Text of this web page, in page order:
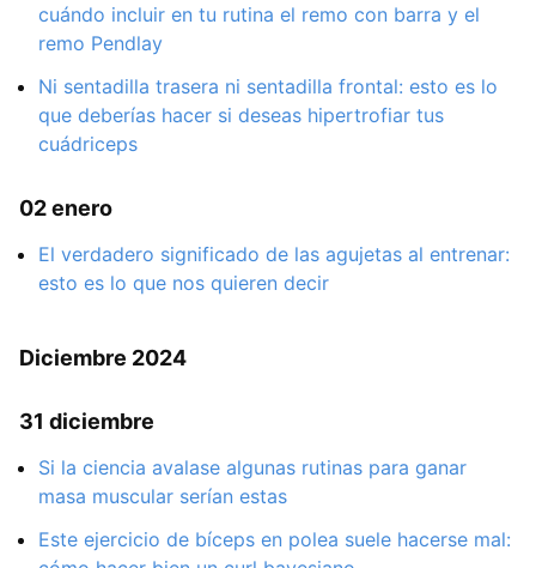
cuándo incluir en tu rutina el remo con barra y el
remo Pendlay
Ni sentadilla trasera ni sentadilla frontal: esto es lo
que deberías hacer si deseas hipertrofiar tus
cuádriceps
02 enero
El verdadero significado de las agujetas al entrenar:
esto es lo que nos quieren decir
Diciembre 2024
31 diciembre
Si la ciencia avalase algunas rutinas para ganar
masa muscular serían estas
Este ejercicio de bíceps en polea suele hacerse mal: